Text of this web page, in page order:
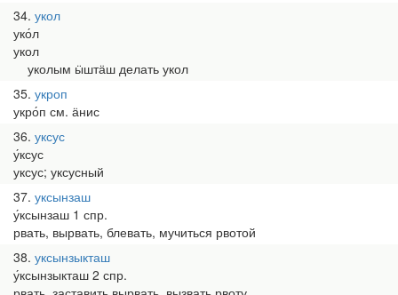
34 укол
уко́л
укол
уколым ӹштӓш делать укол
35 укроп
укро́п см. ӓнис
36 уксус
у́ксус
уксус; уксусный
37 уксынзаш
у́ксынзаш 1 спр.
рвать, вырвать, блевать, мучиться рвотой
38 уксынзыкташ
у́ксынзыкташ 2 спр.